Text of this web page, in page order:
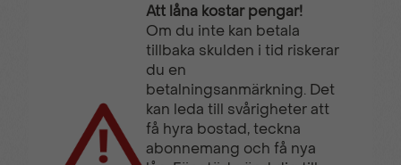
Att låna kostar pengar!
Om du inte kan betala
tillbaka skulden i tid riskerar
du en
betalningsanmärkning. Det
kan leda till svårigheter att
få hyra bostad, teckna
abonnemang och få nya